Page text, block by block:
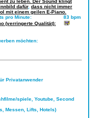
zu leben. Der Sound klingt
dafür, dass nicht immer
mit einem geilen E-Piano.
pro Minute:
83 bpm
(verringerte Qualität):
möchten:
Privatanwender
spiele, Youtube, Second
Messen, Lifts, Hotels)